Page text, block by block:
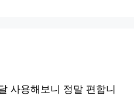
사용해보니 정말 편합니